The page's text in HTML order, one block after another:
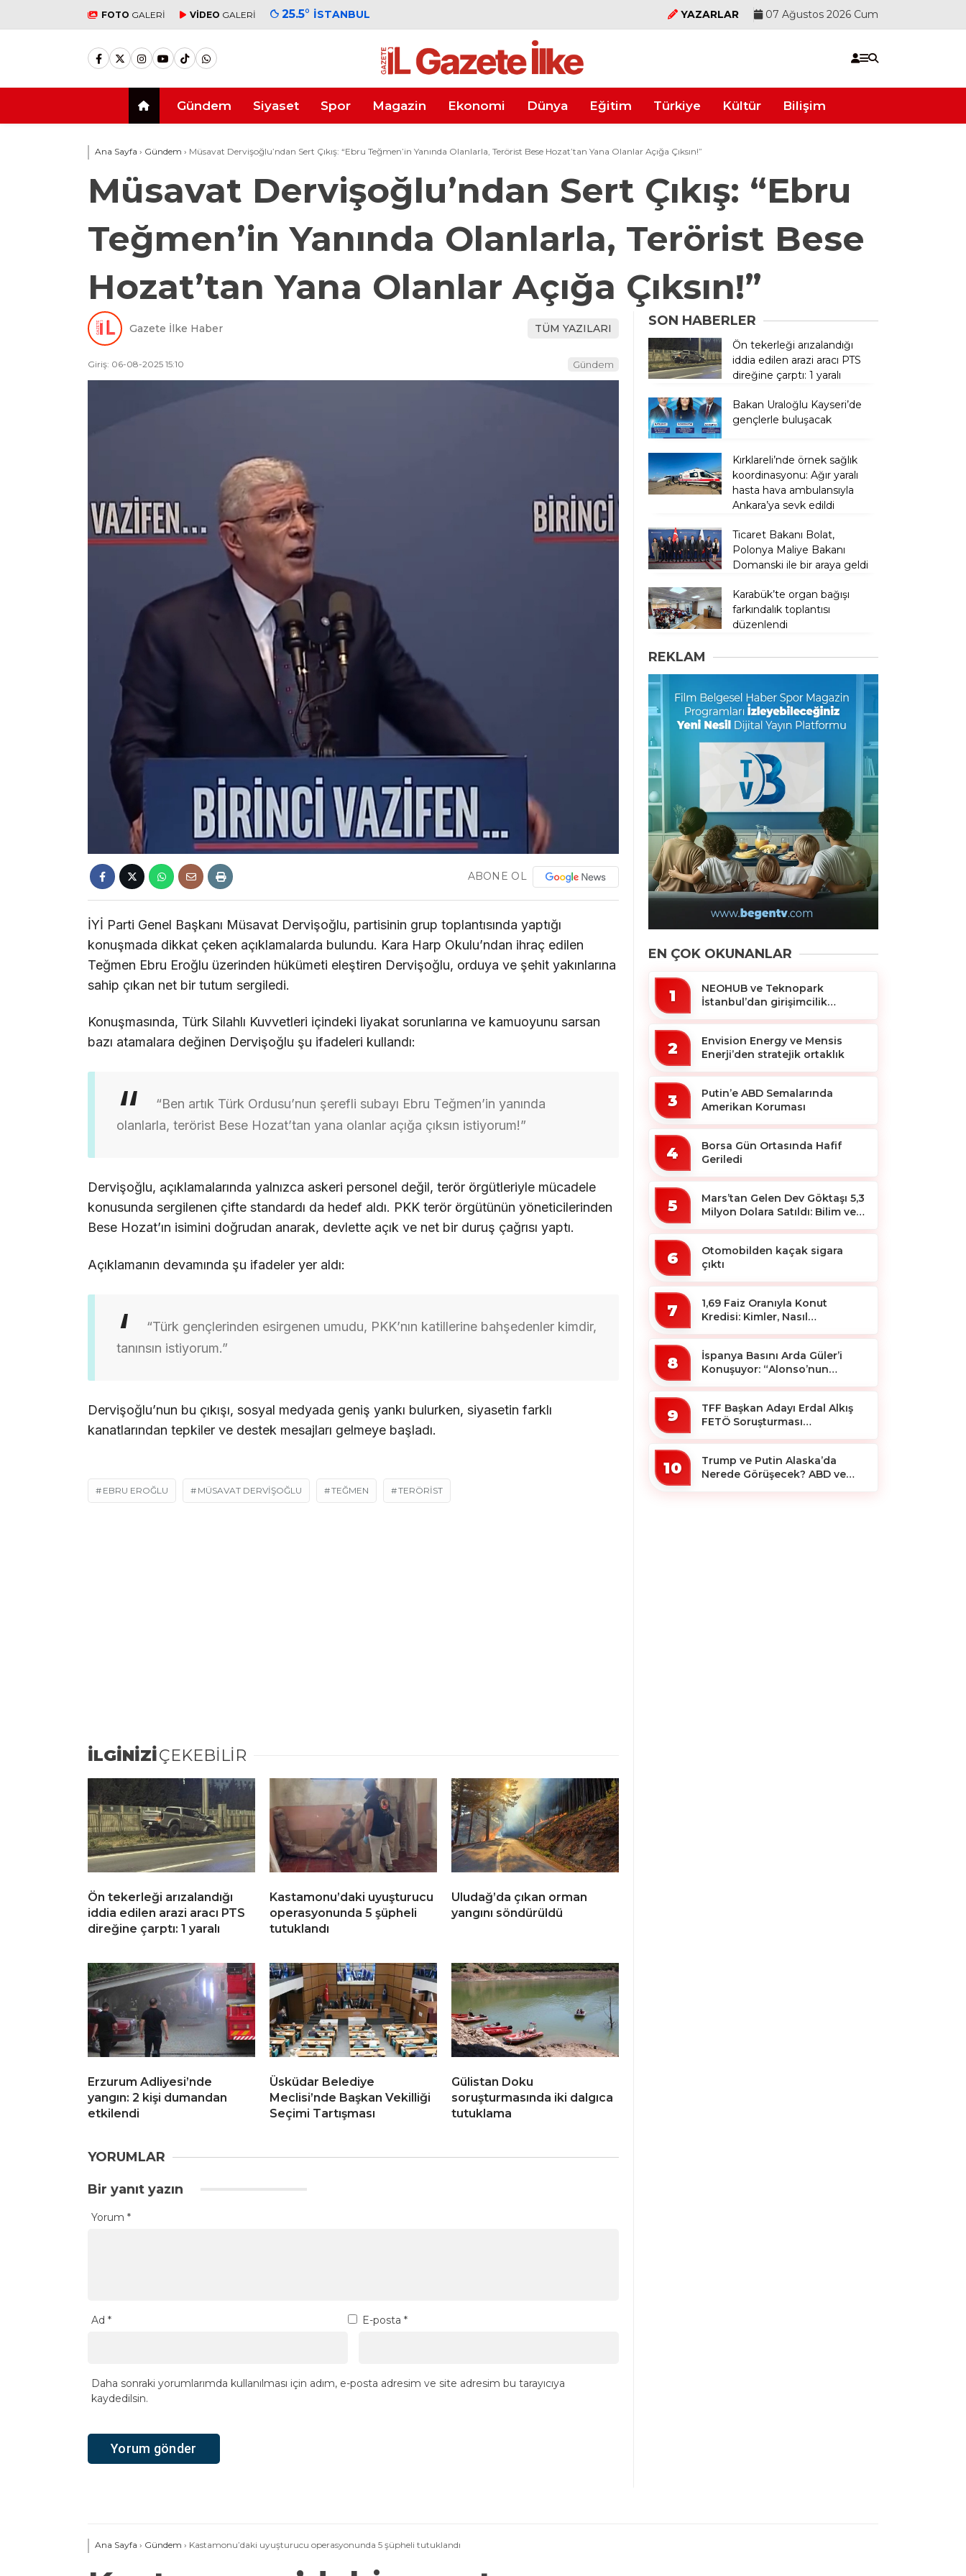
FOTO GALERİ VİDEO GALERİ 25.5° İSTANBUL YAZARLAR 07 Ağustos 2026 Cum
Gündem Siyaset Spor Magazin Ekonomi Dünya Eğitim Türkiye Kültür Bilişim
Ana Sayfa › Gündem › Müsavat Dervişoğlu’ndan Sert Çıkış: “Ebru Teğmen’in Yanında Olanlarla, Terörist Bese Hozat’tan Yana Olanlar Açığa Çıksın!”
Müsavat Dervişoğlu’ndan Sert Çıkış: “Ebru
Teğmen’in Yanında Olanlarla, Terörist Bese
Hozat’tan Yana Olanlar Açığa Çıksın!”
Gazete İlke Haber TÜM YAZILARI
Giriş: 06-08-2025 15:10 Gündem
ABONE OL
İYİ Parti Genel Başkanı Müsavat Dervişoğlu, partisinin grup toplantısında yaptığı
konuşmada dikkat çeken açıklamalarda bulundu. Kara Harp Okulu’ndan ihraç edilen
Teğmen Ebru Eroğlu üzerinden hükümeti eleştiren Dervişoğlu, orduya ve şehit yakınlarına
sahip çıkan net bir tutum sergiledi.
Konuşmasında, Türk Silahlı Kuvvetleri içindeki liyakat sorunlarına ve kamuoyunu sarsan
bazı atamalara değinen Dervişoğlu şu ifadeleri kullandı:
“Ben artık Türk Ordusu’nun şerefli subayı Ebru Teğmen’in yanında
olanlarla, terörist Bese Hozat’tan yana olanlar açığa çıksın istiyorum!”
Dervişoğlu, açıklamalarında yalnızca askeri personel değil, terör örgütleriyle mücadele
konusunda sergilenen çifte standardı da hedef aldı. PKK terör örgütünün yöneticilerinden
Bese Hozat’ın isimini doğrudan anarak, devlette açık ve net bir duruş çağrısı yaptı.
Açıklamanın devamında şu ifadeler yer aldı:
“Türk gençlerinden esirgenen umudu, PKK’nın katillerine bahşedenler kimdir,
tanınsın istiyorum.”
Dervişoğlu’nun bu çıkışı, sosyal medyada geniş yankı bulurken, siyasetin farklı
kanatlarından tepkiler ve destek mesajları gelmeye başladı.
EBRU EROĞLU MÜSAVAT DERVIŞOĞLU TEĞMEN TERÖRIST
İLGİNİZİÇEKEBİLİR
Ön tekerleği arızalandığı
iddia edilen arazi aracı PTS
direğine çarptı: 1 yaralı
Kastamonu’daki uyuşturucu
operasyonunda 5 şüpheli
tutuklandı
Uludağ’da çıkan orman
yangını söndürüldü
Erzurum Adliyesi’nde
yangın: 2 kişi dumandan
etkilendi
Üsküdar Belediye
Meclisi’nde Başkan Vekilliği
Seçimi Tartışması
Gülistan Doku
soruşturmasında iki dalgıca
tutuklama
YORUMLAR
Bir yanıt yazın
Yorum *
Ad * E-posta *
Daha sonraki yorumlarımda kullanılması için adım, e-posta adresim ve site adresim bu tarayıcıya
kaydedilsin.
SON HABERLER
Ön tekerleği arızalandığı
iddia edilen arazi aracı PTS
direğine çarptı: 1 yaralı
Bakan Uraloğlu Kayseri’de
gençlerle buluşacak
Kırklareli’nde örnek sağlık
koordinasyonu: Ağır yaralı
hasta hava ambulansıyla
Ankara’ya sevk edildi
Ticaret Bakanı Bolat,
Polonya Maliye Bakanı
Domanski ile bir araya geldi
Karabük’te organ bağışı
farkındalık toplantısı
düzenlendi
REKLAM
EN ÇOK OKUNANLAR
1
NEOHUB ve Teknopark
İstanbul’dan girişimcilik
2
Envision Energy ve Mensis
Enerji’den stratejik ortaklık
3
Putin’e ABD Semalarında
Amerikan Koruması
4
Borsa Gün Ortasında Hafif
Geriledi
5
Mars’tan Gelen Dev Göktaşı 5,3
Milyon Dolara Satıldı: Bilim ve
6
Otomobilden kaçak sigara
çıktı
7
1,69 Faiz Oranıyla Konut
Kredisi: Kimler, Nasıl
8
İspanya Basını Arda Güler’i
Konuşuyor: “Alonso’nun
9
TFF Başkan Adayı Erdal Alkış
FETÖ Soruşturması
10
Trump ve Putin Alaska’da
Nerede Görüşecek? ABD ve
Ana Sayfa › Gündem › Kastamonu’daki uyuşturucu operasyonunda 5 şüpheli tutuklandı